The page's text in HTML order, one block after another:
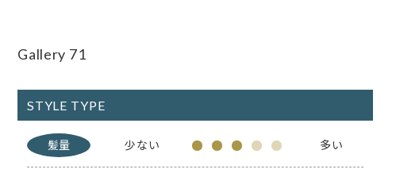
Gallery 71
STYLE TYPE
髪量 少ない 多い